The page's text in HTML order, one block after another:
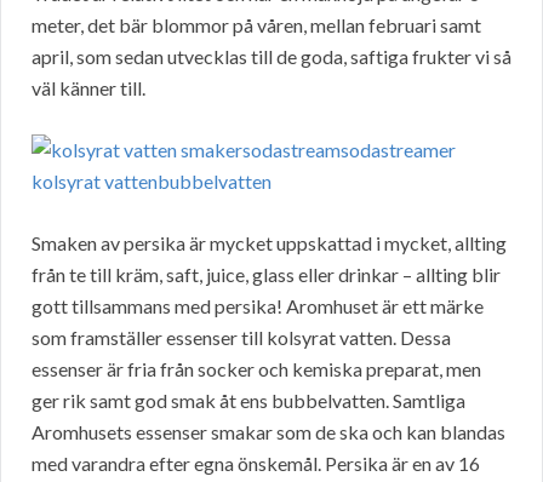
meter, det bär blommor på våren, mellan februari samt
april, som sedan utvecklas till de goda, saftiga frukter vi så
väl känner till.
Smaken av persika är mycket uppskattad i mycket, allting
från te till kräm, saft, juice, glass eller drinkar – allting blir
gott tillsammans med persika! Aromhuset är ett märke
som framställer essenser till kolsyrat vatten. Dessa
essenser är fria från socker och kemiska preparat, men
ger rik samt god smak åt ens bubbelvatten. Samtliga
Aromhusets essenser smakar som de ska och kan blandas
med varandra efter egna önskemål. Persika är en av 16